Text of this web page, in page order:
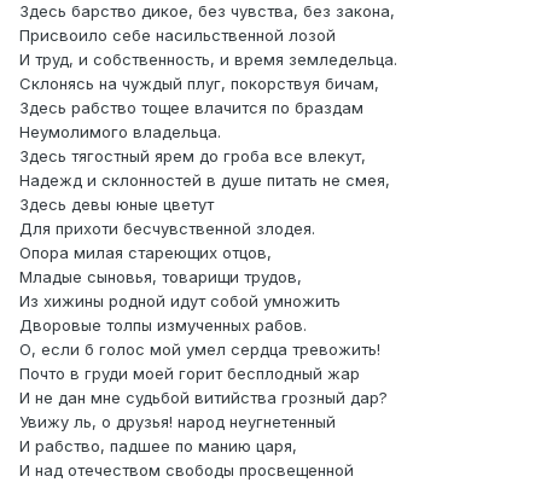
Здесь барство дикое, без чувства, без закона,
Присвоило себе насильственной лозой
И труд, и собственность, и время земледельца.
Склонясь на чуждый плуг, покорствуя бичам,
Здесь рабство тощее влачится по браздам
Неумолимого владельца.
Здесь тягостный ярем до гроба все влекут,
Надежд и склонностей в душе питать не смея,
Здесь девы юные цветут
Для прихоти бесчувственной злодея.
Опора милая стареющих отцов,
Младые сыновья, товарищи трудов,
Из хижины родной идут собой умножить
Дворовые толпы измученных рабов.
О, если б голос мой умел сердца тревожить!
Почто в груди моей горит бесплодный жар
И не дан мне судьбой витийства грозный дар?
Увижу ль, о друзья! народ неугнетенный
И рабство, падшее по манию царя,
И над отечеством свободы просвещенной